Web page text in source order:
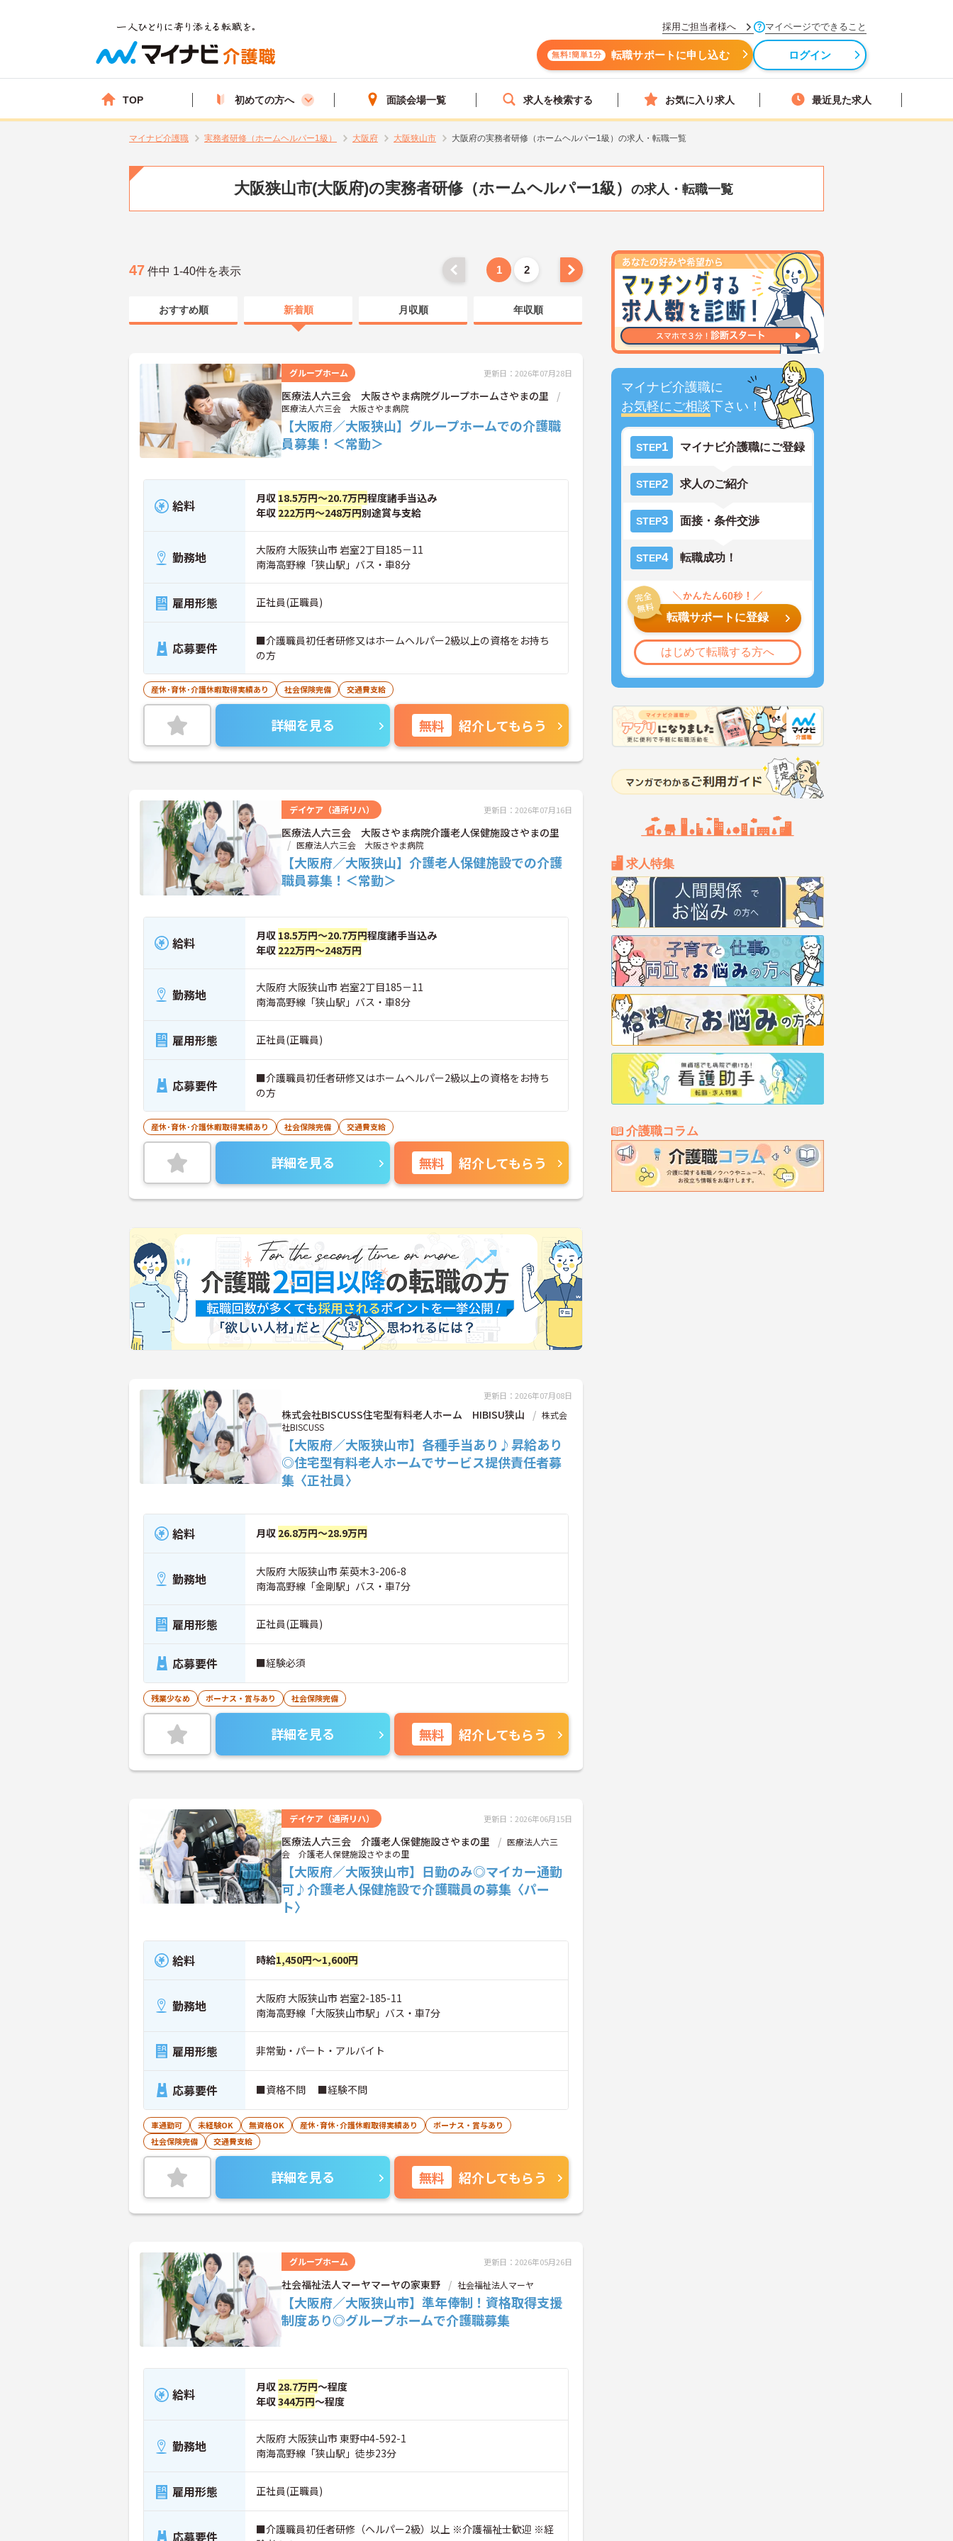
採用ご担当者様へ マイページでできること
無料!簡単1分 転職サポートに申し込む ログイン
TOP 初めての方へ 面談会場一覧 求人を検索する お気に入り求人 最近見た求人
マイナビ介護職 実務者研修（ホームヘルパー1級） 大阪府 大阪狭山市 大阪府の実務者研修（ホームヘルパー1級）の求人・転職一覧
大阪狭山市(大阪府)の実務者研修（ホームヘルパー1級） の求人・転職一覧
マイナビ介護職に
お気軽にご相談下さい！
STEP1 マイナビ介護職にご登録
STEP2 求人のご紹介
STEP3 面接・条件交渉
STEP4 転職成功！
転職サポートに登録
はじめて転職する方へ
求人特集
介護職コラム
47 件中 1-40件を表示 1 2
おすすめ順 新着順 月収順 年収順
グループホーム 更新日：2026年07月28日
医療法人六三会 大阪さやま病院グループホームさやまの里
医療法人六三会 大阪さやま病院
【大阪府／大阪狭山】グループホームでの介護職
員募集！＜常勤＞
給料 月収 18.5万円～20.7万円程度諸手当込み
年収 222万円～248万円別途賞与支給
勤務地
大阪府 大阪狭山市 岩室2丁目185－11
南海高野線「狭山駅」バス・車8分
雇用形態 正社員(正職員)
応募要件
■介護職員初任者研修又はホームヘルパー2級以上の資格をお持ち
の方
産休･育休･介護休暇取得実績あり 社会保険完備 交通費支給
詳細を見る 無料 紹介してもらう
デイケア（通所リハ） 更新日：2026年07月16日
医療法人六三会 大阪さやま病院介護老人保健施設さやまの里
医療法人六三会 大阪さやま病院
【大阪府／大阪狭山】介護老人保健施設での介護
職員募集！＜常勤＞
給料 月収 18.5万円～20.7万円程度諸手当込み
年収 222万円～248万円
勤務地
大阪府 大阪狭山市 岩室2丁目185－11
南海高野線「狭山駅」バス・車8分
雇用形態 正社員(正職員)
応募要件
■介護職員初任者研修又はホームヘルパー2級以上の資格をお持ち
の方
産休･育休･介護休暇取得実績あり 社会保険完備 交通費支給
詳細を見る 無料 紹介してもらう
更新日：2026年07月08日
株式会社BISCUSS住宅型有料老人ホーム HIBISU狭山
株式会
社BISCUSS
【大阪府／大阪狭山市】各種手当あり♪昇給あり
◎住宅型有料老人ホームでサービス提供責任者募
集〈正社員〉
給料 月収 26.8万円～28.9万円
勤務地
大阪府 大阪狭山市 茱萸木3-206-8
南海高野線「金剛駅」バス・車7分
雇用形態 正社員(正職員)
応募要件 ■経験必須
残業少なめ ボーナス・賞与あり 社会保険完備
詳細を見る 無料 紹介してもらう
デイケア（通所リハ） 更新日：2026年06月15日
医療法人六三会 介護老人保健施設さやまの里
医療法人六三
会 介護老人保健施設さやまの里
【大阪府／大阪狭山市】日勤のみ◎マイカー通勤
可♪介護老人保健施設で介護職員の募集〈パー
ト〉
給料 時給1,450円～1,600円
勤務地
大阪府 大阪狭山市 岩室2-185-11
南海高野線「大阪狭山市駅」バス・車7分
雇用形態 非常勤・パート・アルバイト
応募要件 ■資格不問 ■経験不問
車通勤可 未経験OK 無資格OK 産休･育休･介護休暇取得実績あり
ボーナス・賞与あり
社会保険完備
交通費支給
詳細を見る 無料 紹介してもらう
グループホーム 更新日：2026年05月26日
社会福祉法人マーヤマーヤの家東野 社会福祉法人マーヤ
【大阪府／大阪狭山市】準年俸制！資格取得支援
制度あり◎グループホームで介護職募集
給料 月収 28.7万円～程度
年収344万円～程度
勤務地
大阪府 大阪狭山市 東野中4-592-1
南海高野線「狭山駅」徒歩23分
雇用形態 正社員(正職員)
応募要件
■介護職員初任者研修（ヘルパー2級）以上 ※介護福祉士歓迎 ※経